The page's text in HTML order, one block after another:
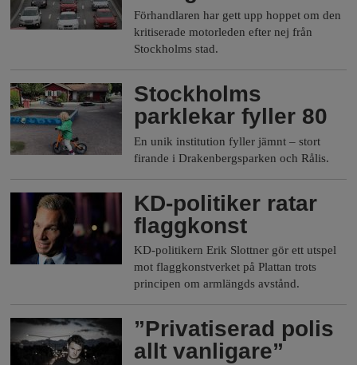
l
m
s
F
i
a
Förhandlaren har gett upp hoppet om den
kritiserade motorleden efter nej från
Stockholms stad.
Stockholms
parklekar fyller 80
En unik institution fyller jämnt – stort
firande i Drakenbergsparken och Rålis.
KD-politiker ratar
flaggkonst
KD-politikern Erik Slottner gör ett utspel
mot flaggkonstverket på Plattan trots
principen om armlängds avstånd.
”Privatiserad polis
allt vanligare”